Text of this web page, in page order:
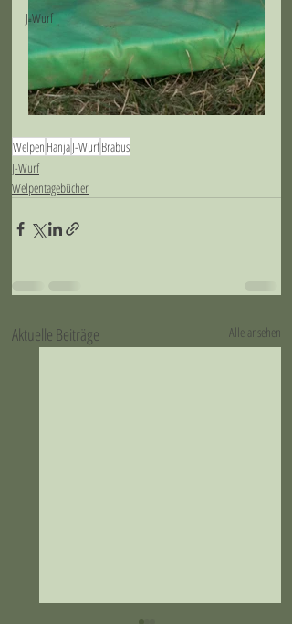
J-Wurf
Welpen HanjaJ-WurfBrabus
J-Wurf
Welpentagebücher
Aktuelle Beiträge Alle ansehen